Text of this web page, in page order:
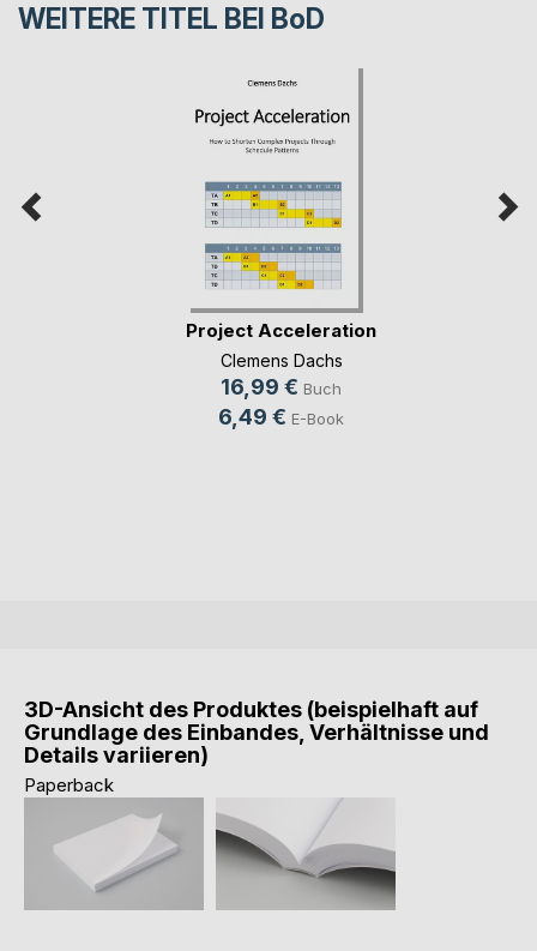
WEITERE TITEL BEI BoD
Project Acceleration
Clemens Dachs
16,99 € Buch
6,49 € E-Book
3D-Ansicht des Produktes (beispielhaft auf
Grundlage des Einbandes, Verhältnisse und
Details variieren)
Paperback